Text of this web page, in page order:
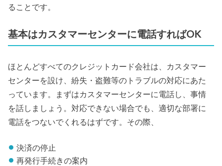
ることです。
基本はカスタマーセンターに電話すればOK
ほとんどすべてのクレジットカード会社は、カスタマー
センターを設け、紛失・盗難等のトラブルの対応にあた
っています。まずはカスタマーセンターに電話し、事情
を話しましょう。対応できない場合でも、適切な部署に
電話をつないでくれるはずです。その際、
決済の停止
再発行手続きの案内